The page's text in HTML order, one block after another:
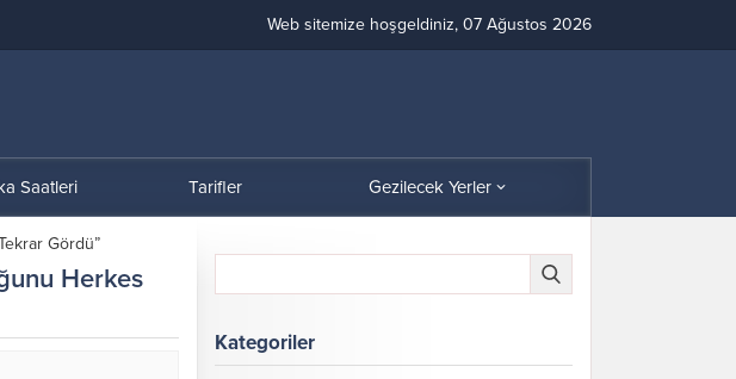
Web sitemize hoşgeldiniz, 07 Ağustos 2026
Saatleri Tarifler Gezilecek Yerler
Gördü”
Herkes
Kategoriler